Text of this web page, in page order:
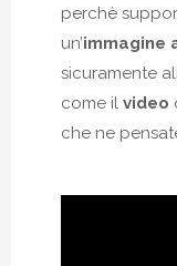
perchè
un’immagine
sicuramente
come il video
che ne